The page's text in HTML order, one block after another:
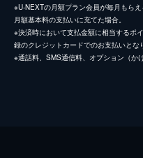
※U-NEXTの月額プラン会員が毎月もら
月額基本料の支払いに充てた場合。
※決済時において支払金額に相当するポ
録のクレジットカードでのお支払いとな
※通話料、SMS通信料、オプション（か